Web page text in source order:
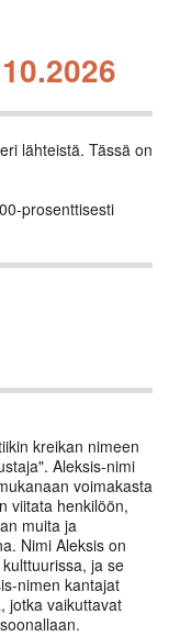
lähteistä. Tässä on
prosenttisesti
kreikan nimeen
Aleksis-nimi
voimakasta
viitata henkilöön,
muita ja
Nimi Aleksis on
ja se
nimen kantajat
jotka vaikuttavat